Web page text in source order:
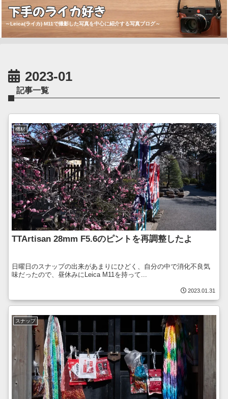
下手のライカ好き
～Leica(ライカ) M11で撮影した写真を中心に紹介する写真ブログ～
2023-01
記事一覧
機材
TTArtisan 28mm F5.6のピントを再調整したよ
日曜日のスナップの出来があまりにひどく、自分の中で消化不良気
味だったので、昼休みにLeica M11を持って...
2023.01.31
スナップ